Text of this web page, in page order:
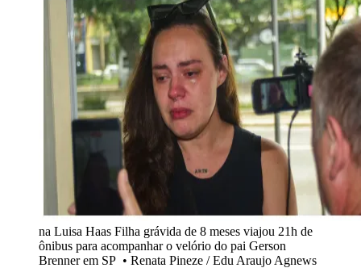
na Luisa Haas Filha grávida de 8 meses viajou 21h de
ônibus para acompanhar o velório do pai Gerson
Brenner em SP • Renata Pineze / Edu Araujo Agnews